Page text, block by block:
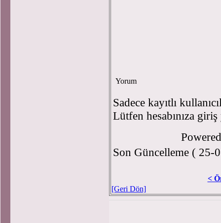
Yorum
Sadece kayıtlı
Lütfen hesabınıza
Son Güncelleme ( 25-
<
[Geri Dön]